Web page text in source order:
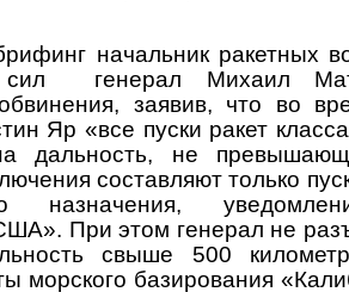
начальник ракетных
сил генерал Михаил
заявив, что во
Яр «все пуски ракет
дальность, не
составляют только
назначения,
При этом генерал не
свыше 500
морского базирования